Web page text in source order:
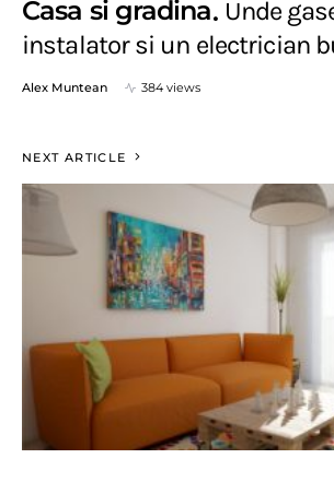
Casa si gradina Unde
instalator si un electrician
Alex Muntean 384 views
NEXT ARTICLE